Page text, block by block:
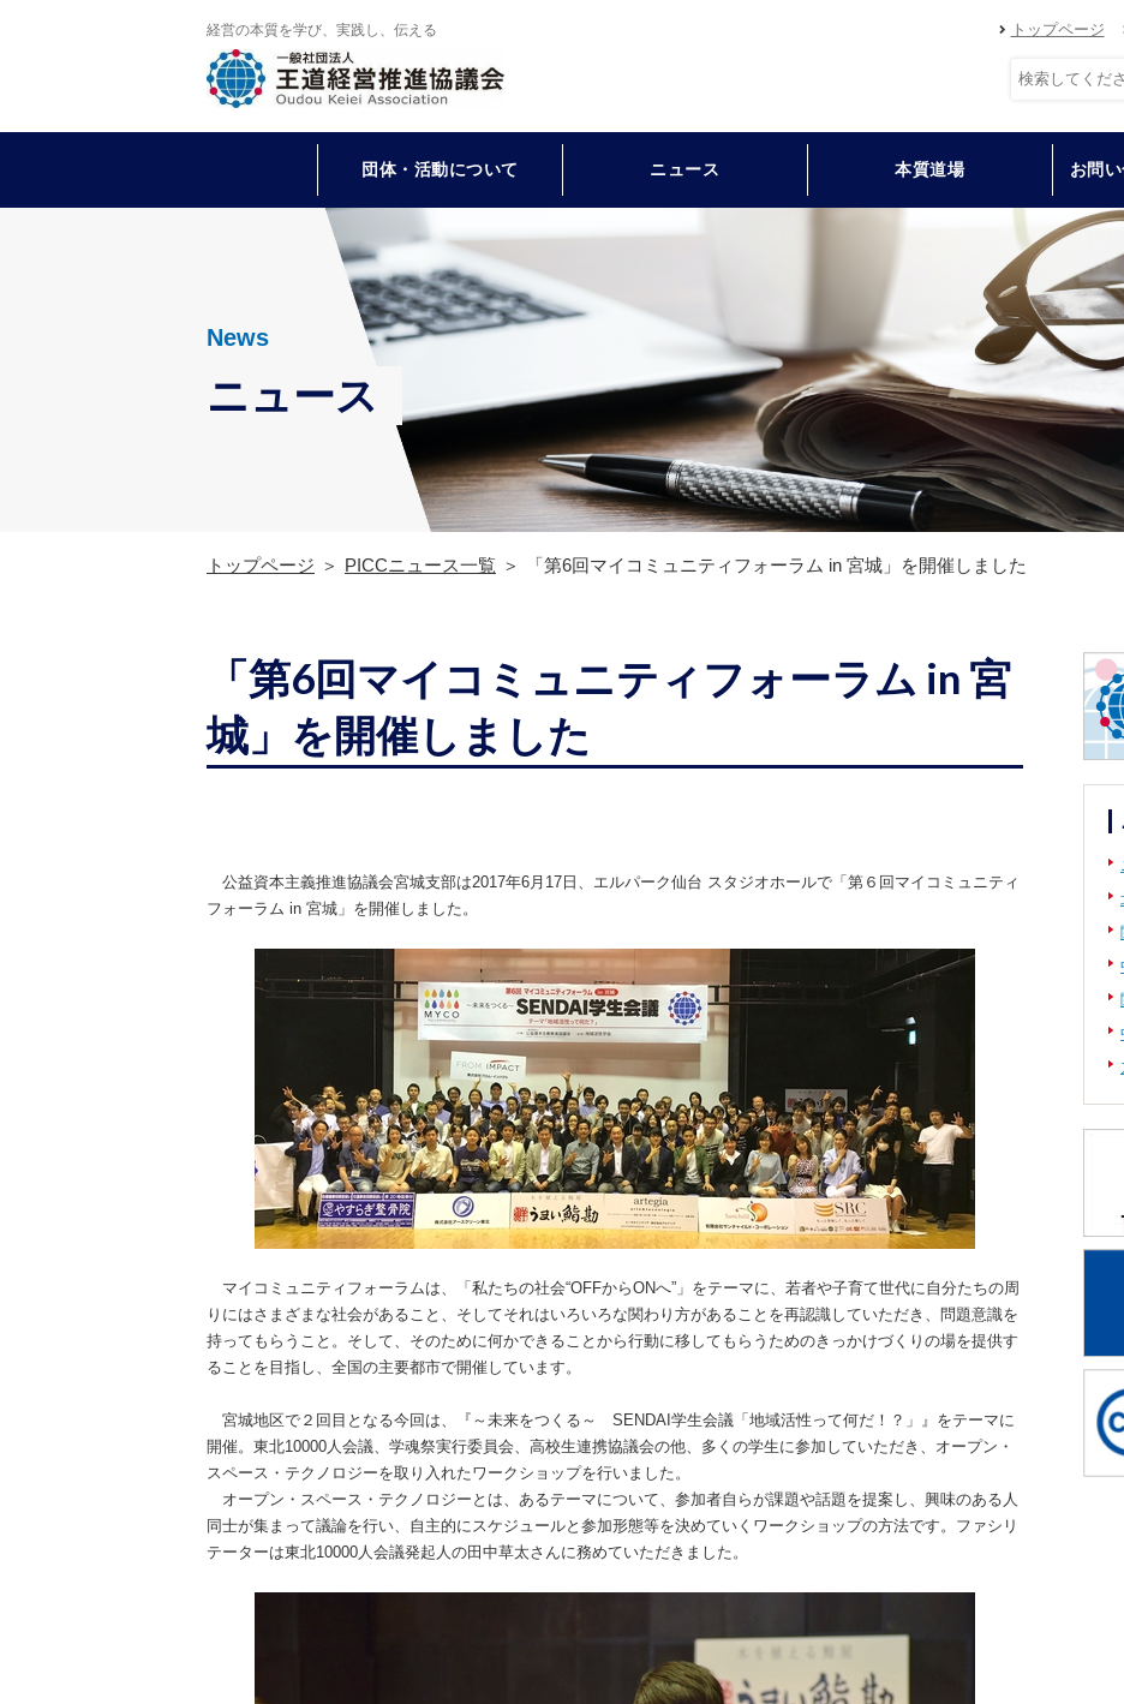
経営の本質を学び、実践し、伝える トップページ
団体・活動について ニュース 本質道場 お問
News
ニュース
トップページ PICCニュース一覧 「第6回マイコミュニティフォーラム in 宮城」を開催しました
「第6回マイコミュニティフォーラム in 宮
城」を開催しました
公益資本主義推進協議会宮城支部は2017年6月17日、エルパーク仙台 スタジオホールで「第６回マイコミュニティ
フォーラム in 宮城」を開催しました。
マイコミュニティフォーラムは、「私たちの社会“OFFからONへ”」をテーマに、若者や子育て世代に自分たちの周
りにはさまざまな社会があること、そしてそれはいろいろな関わり方があることを再認識していただき、問題意識を
持ってもらうこと。そして、そのために何かできることから行動に移してもらうためのきっかけづくりの場を提供す
ることを目指し、全国の主要都市で開催しています。
宮城地区で２回目となる今回は、『～未来をつくる～ SENDAI学生会議「地域活性って何だ！？」』をテーマに
開催。東北10000人会議、学魂祭実行委員会、高校生連携協議会の他、多くの学生に参加していただき、オープン・
スペース・テクノロジーを取り入れたワークショップを行いました。
オープン・スペース・テクノロジーとは、あるテーマについて、参加者自らが課題や話題を提案し、興味のある人
同士が集まって議論を行い、自主的にスケジュールと参加形態等を決めていくワークショップの方法です。ファシリ
テーターは東北10000人会議発起人の田中草太さんに務めていただきました。